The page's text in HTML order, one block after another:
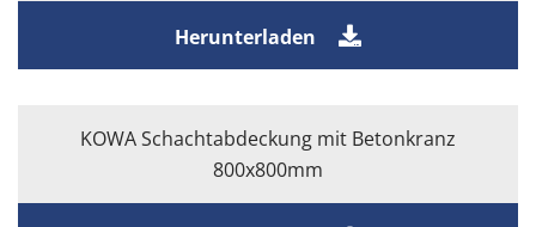
Herunterladen
KOWA Schachtabdeckung mit Betonkranz
800x800mm